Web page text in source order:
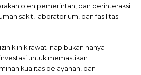
oleh pemerintah, dan berinteraksi
sakit, laboratorium, dan fasilitas
klinik rawat inap bukan hanya
untuk memastikan
kualitas pelayanan, dan